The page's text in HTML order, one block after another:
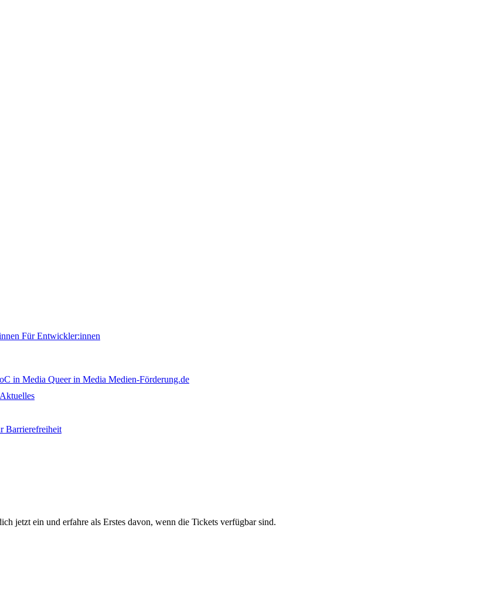
Für Entwickler:innen
in Media Queer in Media Medien-Förderung.de
Aktuelles
Barrierefreiheit
jetzt ein und erfahre als Erstes davon, wenn die Tickets verfügbar sind.